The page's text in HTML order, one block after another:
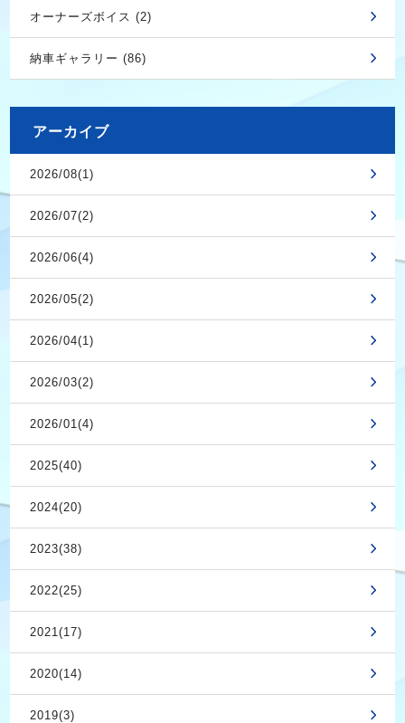
オーナーズボイス (2)
納車ギャラリー (86)
アーカイブ
2026/08(1)
2026/07(2)
2026/06(4)
2026/05(2)
2026/04(1)
2026/03(2)
2026/01(4)
2025(40)
2024(20)
2023(38)
2022(25)
2021(17)
2020(14)
2019(3)